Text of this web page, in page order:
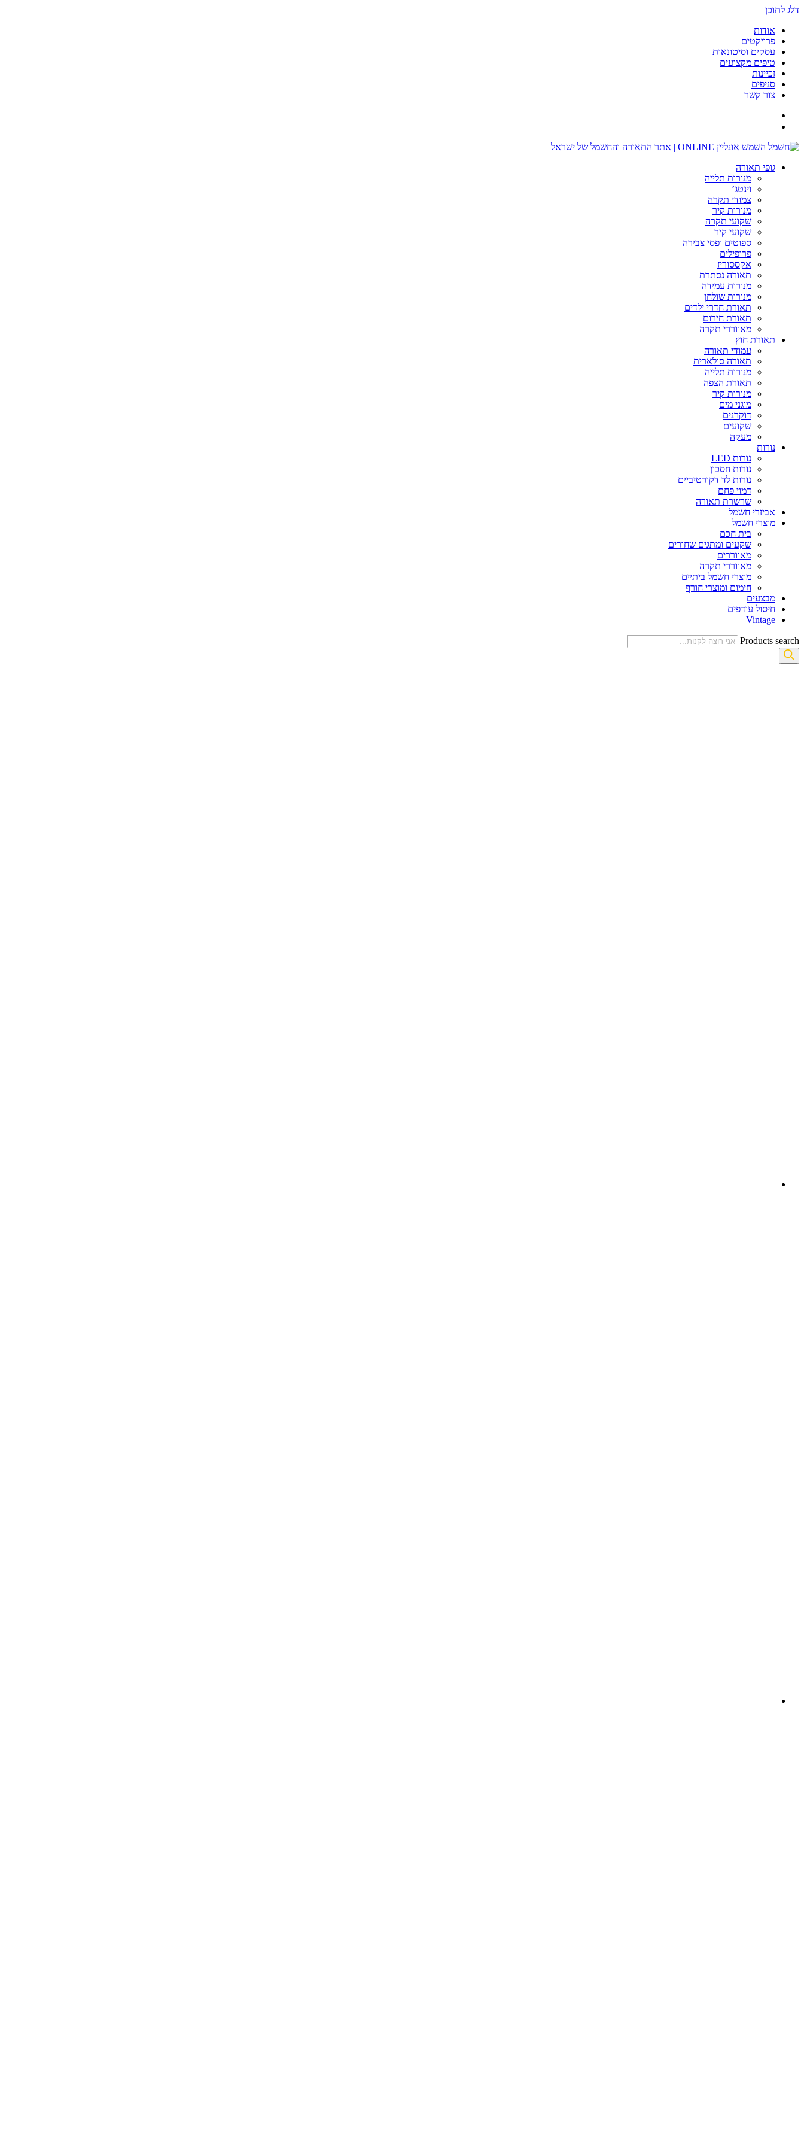
דלג לתוכן
אודות
פרויקטים
עסקים וסיטונאות
טיפים מקצועים
זכיינות
סניפים
צור קשר
גופי תאורה
מנורות תלייה
וינטג’
צמודי תקרה
מנורות קיר
שקועי תקרה
שקועי קיר
ספוטים ופסי צבירה
פרופילים
אקססוריז
תאורה נסתרת
מנורות עמידה
מנורות שולחן
תאורת חדרי ילדים
תאורת חירום
מאווררי תקרה
תאורת חוץ
עמודי תאורה
תאורה סולארית
מנורות תלייה
תאורת הצפה
מנורות קיר
מוגני מים
דוקרנים
שקועים
מעקה
נורות
נורות LED
נורות חסכון
נורות לד דקורטיביים
דמוי פחם
שרשרת תאורה
אביזרי חשמל
מוצרי חשמל
בית חכם
שקעים ומתגים שחורים
מאווררים
מאווררי תקרה
מוצרי חשמל ביתיים
חימום ומוצרי חורף
מבצעים
חיסול עודפים
Vintage
Products search